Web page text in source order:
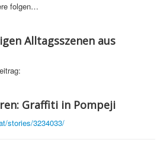
folgen…
Alltagsszenen aus
Graffiti in Pompeji
stories/3234033/